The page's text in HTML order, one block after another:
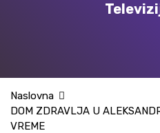
Naslovna
DOM ZDRAVLJA U
VREME